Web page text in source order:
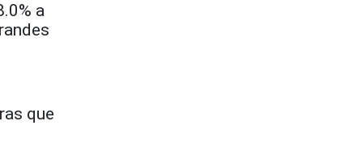
a
que